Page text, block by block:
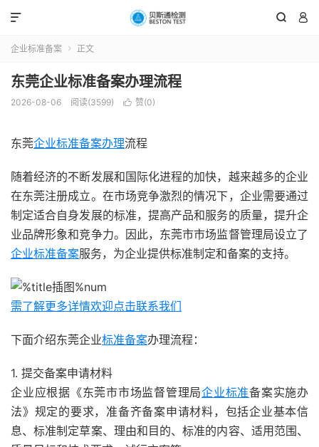
 

企业标准备案  正文
东莞企业标准备案办理流程
2026-08-06 阅读(3599)  赞(0)
东莞企业标准备案办理流程
随着经济的不断发展和国际化进程的加快，越来越多的企业
在东莞注册成立。在市场竞争激烈的情况下，企业需要通过
制定适合自身发展的标准，提高产品和服务的质量，提升企
业品牌形象和竞争力。因此，东莞市市场监督管理局设立了
企业标准备案服务，为企业提供标准制定和备案的支持。
需了解更多详情欢迎点击联系我们
下面介绍东莞企业标准备案办理流程：
1. 提交备案申请材料
企业应根据《东莞市市场监督管理局企业标准备案实施办
法》规定的要求，准备齐备案申请材料，包括企业基本信
息、标准制定草案、理由和目的、标准的内容、适用范围、